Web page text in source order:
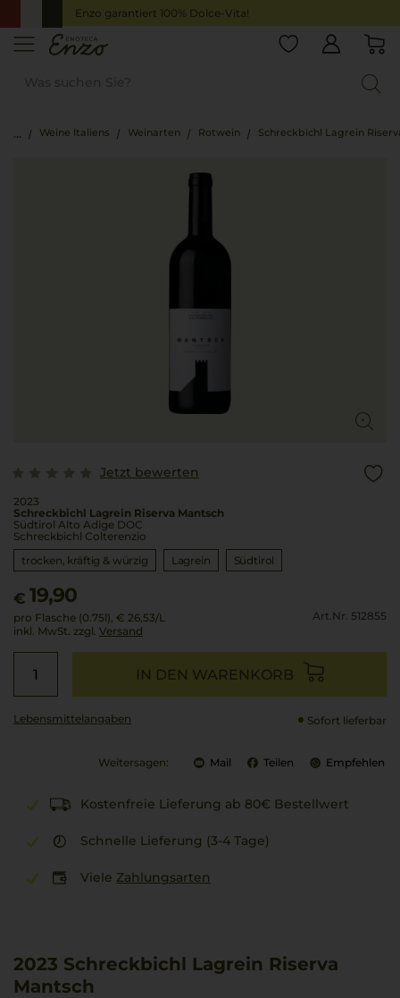
Enzo garantiert 100% Dolce-Vita!
Weine Italiens Weinarten Rotwein Schreckbichl Lagrein
Jetzt bewerten
2023
Schreckbichl Lagrein Riserva Mantsch
Südtirol Alto Adige DOC
Schreckbichl Colterenzio
trocken, kräftig & würzig
Lagrein Südtirol
€ 19,90
pro Flasche (0.75l), € 26,53/L
inkl. MwSt. zzgl. Versand
Art.Nr. 512855
IN DEN WARENKORB
Lebensmittel­angaben Sofort lieferbar
Weitersagen: Mail Teilen Empfehlen
Kostenfreie Lieferung ab 80€ Bestellwert
Schnelle Lieferung (3-4 Tage)
Viele Zahlungsarten
2023 Schreckbichl Lagrein Riserva
Mantsch